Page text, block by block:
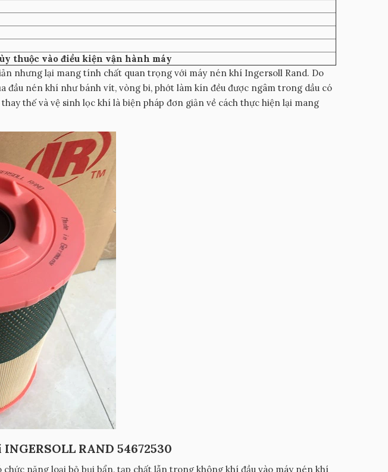
thuộc vào điều kiện vận hành máy
nhưng lại mang tính chất quan trọng với máy nén khí Ingersoll Rand. Do
đầu nén khí như bánh vít, vòng bi, phớt làm kín đều được ngâm trong dầu có
thế và vệ sinh lọc khí là biện pháp đơn giản về cách thực hiện lại mang
RAND 54672530
chức năng loại bỏ bụi bẩn, tạp chất lẫn trong không khí đầu vào máy nén khí